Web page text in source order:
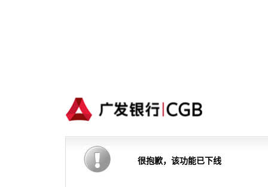
很抱歉，该功能已下线